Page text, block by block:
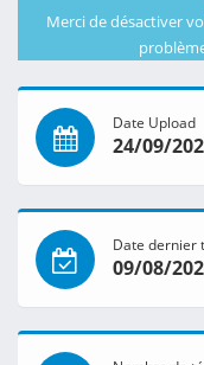
Merci de désactiver
Date Upload
24/09/
Date dernier
09/08/